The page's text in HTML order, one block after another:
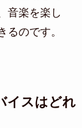
音楽を楽し
るのです。
イスはどれ